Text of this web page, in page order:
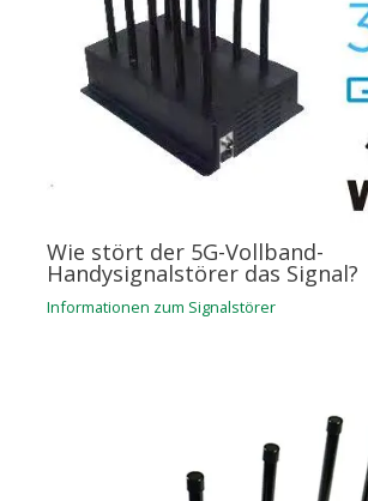
Wie stört der 5G-Vollband-
Handysignalstörer das Signal?
Informationen zum Signalstörer